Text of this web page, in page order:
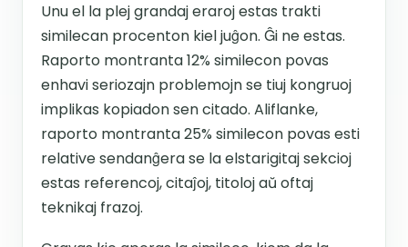
Unu el la plej grandaj eraroj estas trakti
similecan procenton kiel juĝon. Ĝi ne estas.
Raporto montranta 12% similecon povas
enhavi seriozajn problemojn se tiuj kongruoj
implikas kopiadon sen citado. Aliflanke,
raporto montranta 25% similecon povas esti
relative sendanĝera se la elstarigitaj sekcioj
estas referencoj, citaĵoj, titoloj aŭ oftaj
teknikaj frazoj.